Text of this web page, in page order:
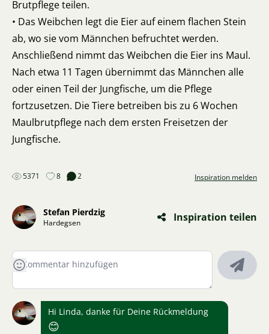
Brutpflege teilen.
• Das Weibchen legt die Eier auf einem flachen Stein
ab, wo sie vom Männchen befruchtet werden.
Anschließend nimmt das Weibchen die Eier ins Maul.
Nach etwa 11 Tagen übernimmt das Männchen alle
oder einen Teil der Jungfische, um die Pflege
fortzusetzen. Die Tiere betreiben bis zu 6 Wochen
Maulbrutpflege nach dem ersten Freisetzen der
Jungfische.
5371 8 2 Inspiration melden
Stefan Pierdzig
Hardegsen Inspiration teilen
Hi Linda, danke für Deine Rückmeldung
😊